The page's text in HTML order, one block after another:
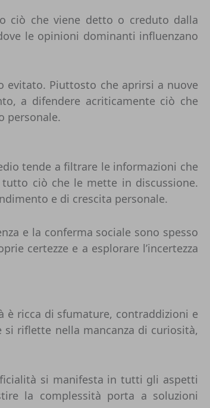
ciò che viene detto o creduto dalla
le opinioni dominanti influenzano
evitato. Piuttosto che aprirsi a nuove
a difendere acriticamente ciò che
personale.
tende a filtrare le informazioni che
ciò che le mette in discussione.
e di crescita personale.
e la conferma sociale sono spesso
certezze e a esplorare l’incertezza
è ricca di sfumature, contraddizioni e
si riflette nella mancanza di curiosità,
si manifesta in tutti gli aspetti
la complessità porta a soluzioni